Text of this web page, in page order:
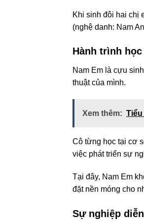
Khi sinh đôi hai chị
(nghệ danh: Nam
Hành trình
Nam Em là cựu
thuật của mình.
Xem thêm:
Cô từng học tại cơ
việc phát triển sự
Tại đây, Nam Em
đặt nền móng cho
Sự nghiệp